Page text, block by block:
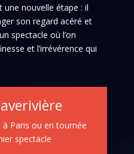
une nouvelle étape : il
son regard acéré et
spectacle où l’on
et l’irrévérence qui
à Paris ou en tournée
spectacle